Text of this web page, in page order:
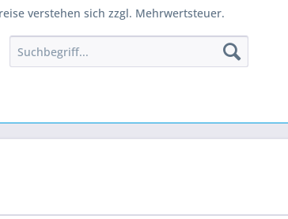
verstehen sich zzgl. Mehrwertsteuer.